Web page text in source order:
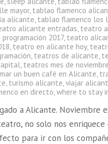
mayor, tablao flamenco
alicante, tablao flamenco los
alicante entradas, teatro
2017, teatro
, teatro en alicante hoy,
, teatros de alicante,
, teatros mes de
un buen café en Alicante,
, turismo alicante,viajar
en directo,where to stay
a Alicante. Noviembre
no solo nos
para ir con los